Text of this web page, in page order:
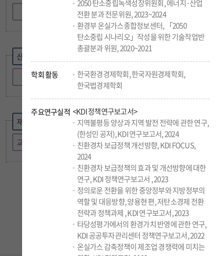
종합교육연수원
산업 · 시장정책연구부
공급망연구팀
규제연구실
재정 · 사회정책연구부
교육 · 노동혁신연구팀
북한경제연구실
※ 조직도에서 원하는 부서를 누르면 연구진을 볼 수 있습니다.
2050 탄소중립녹색성장위원회, 에너지·산업
전환 분과 전문위원, 2023~2024
환경부 온실가스종합정보센터, 「2050
탄소중립 시나리오」작성을 위한 기술작업반
총괄분과 위원, 2020~2021
학회 활동
한국환경경제학회, 한국자원경제학회,
한국법경제학회
주요연구실적 <KDI 정책연구보고서>
지역불평등 양상과 지역 발전 전략에 관한 연구,
(한성민 공저), KDI 연구보고서, 2024
친환경차 보급정책 개선방향, KDI FOCUS,
2024
친환경차 보급정책의 효과 및 개선방향에 대한
연구, KDI 정책연구보고서 , 2023
정의로운 전환을 위한 중앙정부와 지방정부의
역할 및 대응방향, 양용현 편, 저탄소경제 전환
전략과 정책과제 , KDI 연구보고서, 2023
타당성평가에서의 환경가치 반영에 관한 연구,
KDI 공공투자관리센터 정책연구보고서, 2022
온실가스 감축정책이 제조업 경쟁력에 미치는